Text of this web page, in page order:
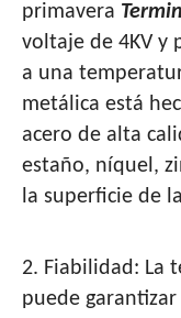
primavera
voltaje de 4KV y
a una
metálica está
acero de alta
estaño, níquel,
la superficie de
2. Fiabilidad: La
puede